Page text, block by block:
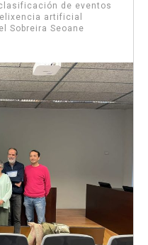
de eventos
artificial
Sobreira Seoane